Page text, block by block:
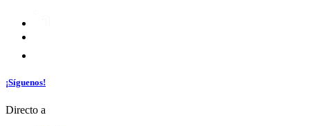
¡Síguenos!
Directo a